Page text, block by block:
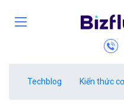
Techblog Kiến thức